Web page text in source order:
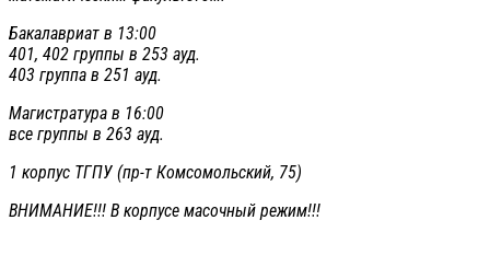
Бакалавриат в 13:00
401, 402 группы в 253 ауд.
403 группа в 251 ауд.
Магистратура в 16:00
все группы в 263 ауд.
1 корпус ТГПУ (пр-т Комсомольский, 75)
ВНИМАНИЕ!!! В корпусе масочный режим!!!